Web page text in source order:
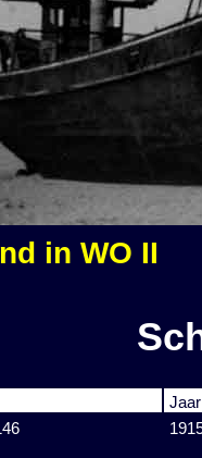
in WO II